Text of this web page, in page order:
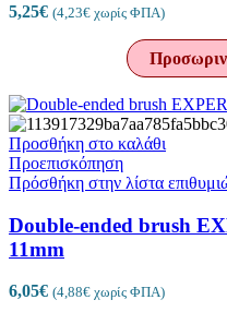
5,25€ (4,23€ χωρίς ΦΠΑ)
Προσθήκη στο καλάθι
Προεπισκόπηση
Πρόσθήκη στην λίστα
Double-ended brush
11mm
6,05€ (4,88€ χωρίς ΦΠΑ)